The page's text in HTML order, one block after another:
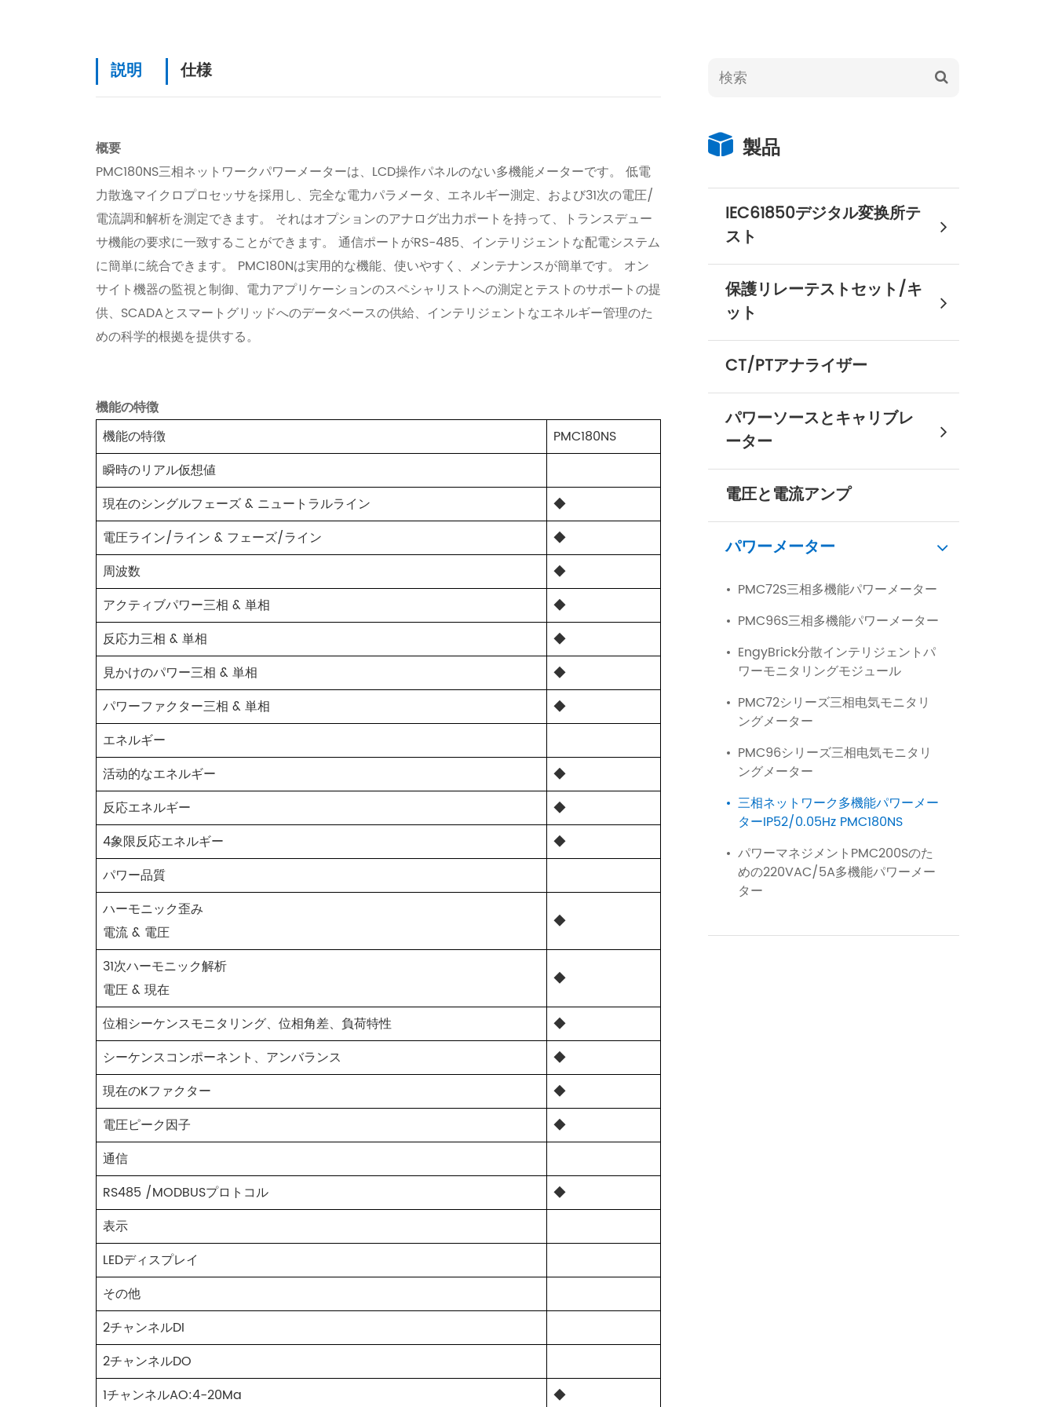
説明 仕様
概要
PMC180NS三相ネットワークパワーメーターは、LCD操作パネルのない多機能メーターです。 低電
力散逸マイクロプロセッサを採用し、完全な電力パラメータ、エネルギー測定、および31次の電圧/
電流調和解析を測定できます。 それはオプションのアナログ出力ポートを持って、トランスデュー
サ機能の要求に一致することができます。 通信ポートがRS-485、インテリジェントな配電システム
に簡単に統合できます。 PMC180Nは実用的な機能、使いやすく、メンテナンスが簡単です。 オン
サイト機器の監視と制御、電力アプリケーションのスペシャリストへの測定とテストのサポートの提
供、SCADAとスマートグリッドへのデータベースの供給、インテリジェントなエネルギー管理のた
めの科学的根拠を提供する。
機能の特徴
機能の特徴
PMC180NS
瞬時のリアル仮想値
現在のシングルフェーズ & ニュートラルライン
◆
電圧ライン/ライン & フェーズ/ライン
◆
周波数
◆
アクティブパワー三相 & 単相
◆
反応力三相 & 単相
◆
見かけのパワー三相 & 単相
◆
パワーファクター三相 & 単相
◆
エネルギー
活动的なエネルギー
◆
反応エネルギー
◆
4象限反応エネルギー
◆
パワー品質
ハーモニック歪み
電流 & 電圧
◆
31次ハーモニック解析
電圧 & 現在
◆
位相シーケンスモニタリング、位相角差、負荷特性
◆
シーケンスコンポーネント、アンバランス
◆
現在のKファクター
◆
電圧ピーク因子
◆
通信
RS485 /MODBUSプロトコル
◆
表示
LEDディスプレイ
その他
2チャンネルDI
2チャンネルDO
1チャンネルAO:4-20Ma
◆
製品
IEC61850デジタル変换所テ
スト
保護リレーテストセット/キ
ット
CT/PTアナライザー
パワーソースとキャリブレ
ーター
電圧と電流アンプ
パワーメーター
PMC72S三相多機能パワーメーター
PMC96S三相多機能パワーメーター
EngyBrick分散インテリジェントパ
ワーモニタリングモジュール
PMC72シリーズ三相电気モニタリ
ングメーター
PMC96シリーズ三相电気モニタリ
ングメーター
三相ネットワーク多機能パワーメー
ターIP52/0.05Hz PMC180NS
パワーマネジメントPMC200Sのた
めの220VAC/5A多機能パワーメー
ター